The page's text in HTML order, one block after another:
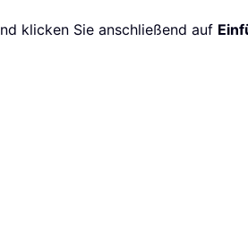
klicken Sie anschließend auf